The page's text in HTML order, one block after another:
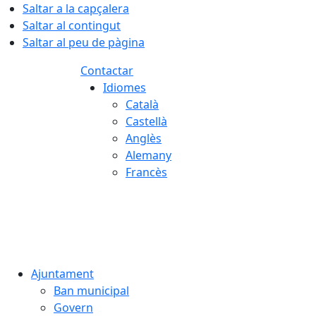
Saltar a la capçalera
Saltar al contingut
Saltar al peu de pàgina
Contactar
Idiomes
Català
Castellà
Anglès
Alemany
Francès
Ajuntament
Ban municipal
Govern